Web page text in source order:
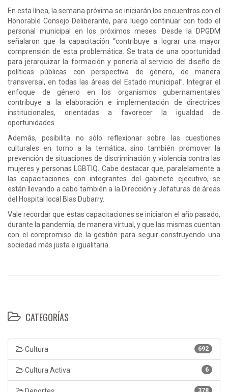
En esta línea, la semana próxima se iniciarán los encuentros con el
Honorable Consejo Deliberante, para luego continuar con todo el
personal municipal en los próximos meses. Desde la DPGDM
señalaron que la capacitación “contribuye a lograr una mayor
comprensión de esta problemática. Se trata de una oportunidad
para jerarquizar la formación y ponerla al servicio del diseño de
políticas públicas con perspectiva de género, de manera
transversal, en todas las áreas del Estado municipal”. Integrar el
enfoque de género en los organismos gubernamentales
contribuye a la elaboración e implementación de directrices
institucionales, orientadas a favorecer la igualdad de
oportunidades.
Además, posibilita no sólo reflexionar sobre las cuestiones
culturales en torno a la temática, sino también promover la
prevención de situaciones de discriminación y violencia contra las
mujeres y personas LGBTIQ. Cabe destacar que, paralelamente a
las capacitaciones con integrantes del gabinete ejecutivo, se
están llevando a cabo también a la Dirección y Jefaturas de áreas
del Hospital local Blas Dubarry.
Vale recordar que estas capacitaciones se iniciaron el año pasado,
durante la pandemia, de manera virtual, y que las mismas cuentan
con el compromiso de la gestión para seguir construyendo una
sociedad más justa e igualitaria.
CATEGORÍAS
692
Cultura
6
Cultura Activa
378